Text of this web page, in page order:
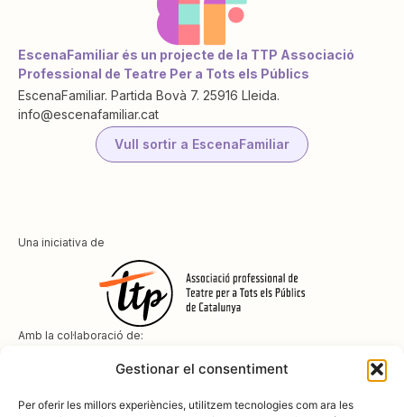
Gestionar el consentiment
Per oferir les millors experiències, utilitzem tecnologies com ara les
EscenaFamiliar és un projecte de la TTP Associació
Professional de Teatre Per a Tots els Públics
EscenaFamiliar. Partida Bovà 7. 25916 Lleida.
info@escenafamiliar.cat
Vull sortir a EscenaFamiliar
Una iniciativa de
Amb la col·laboració de: